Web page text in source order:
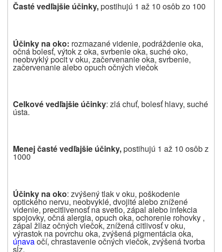
Časté vedľajšie účinky,postihujú 1 až 10 osôb zo 100
Účinky na oko: rozmazané videnie, podráždenie oka,
očná bolesť, výtok z oka, svrbenie oka, suché oko,
neobvyklý pocit v oku, začervenanie oka, svrbenie,
začervenanie alebo opuch očných viečok
Celkové vedľajšie účinky: zlá chuť, bolesť hlavy, suché
ústa.
Menejčasté vedľajšie účinky,postihujú 1 až 10 osôb z
1000
Účinky na oko: zvýšený tlak v oku, poškodenie
optického nervu, neobvyklé, dvojité alebo znížené
videnie, precitlivenosť na svetlo, zápal alebo infekcia
spojovky, očná alergia, opuch oka, ochorenie rohovky ,
zápal žliaz očných viečok, znížená citlivosť v oku,
výrastok na povrchu oka, zvýšená pigmentácia oka,
únavaočí, chrastavenie očných viečok, zvýšená tvorba
sĺz.